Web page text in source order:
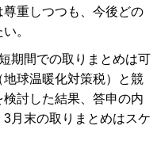
重しつつも、今後どの
。
期間での取りまとめは可
球温暖化対策税）と競
討した結果、答申の内
月末の取りまとめはスケ